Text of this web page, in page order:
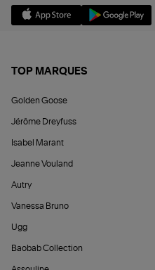
TOP MARQUES
Golden Goose
Jérôme Dreyfuss
Isabel Marant
Jeanne Vouland
Autry
Vanessa Bruno
Ugg
Baobab Collection